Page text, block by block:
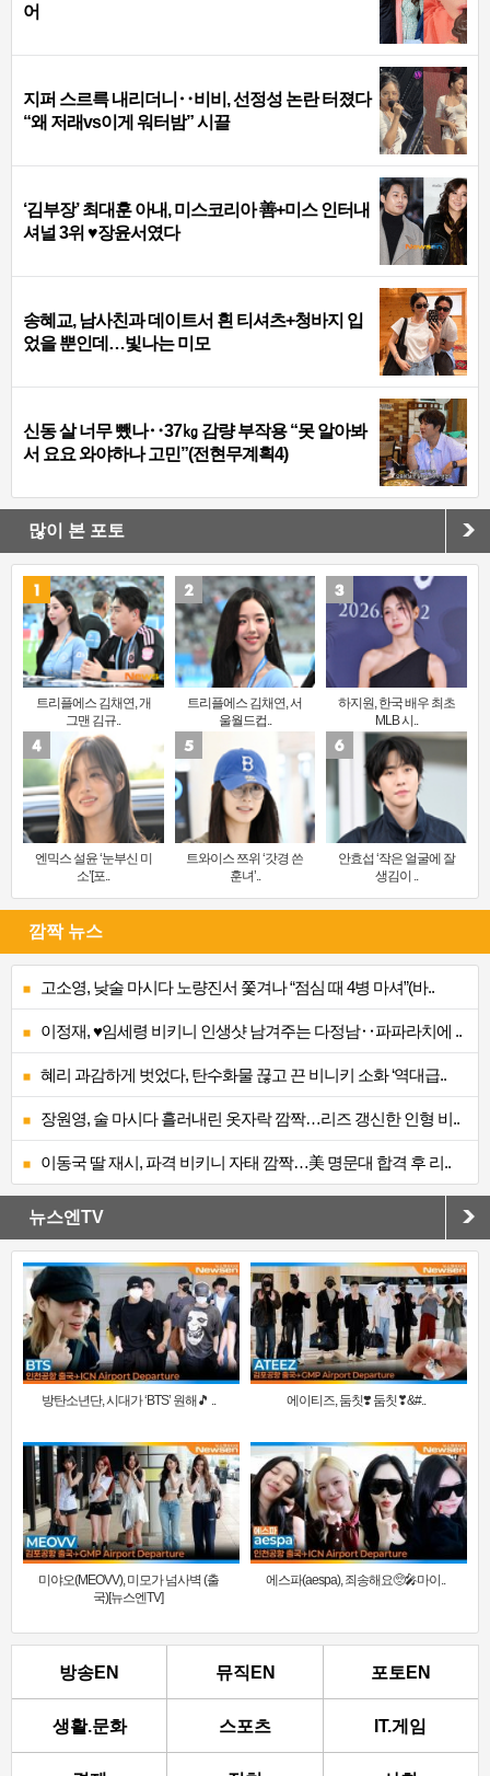
어
지퍼 스르륵 내리더니‥비비, 선정성 논란 터졌다
“왜 저래vs이게 워터밤” 시끌
‘김부장’ 최대훈 아내, 미스코리아 善+미스 인터내
셔널 3위 ♥장윤서였다
송혜교, 남사친과 데이트서 흰 티셔츠+청바지 입
었을 뿐인데…빛나는 미모
신동 살 너무 뺐나‥37㎏ 감량 부작용 “못 알아봐
서 요요 와야하나 고민”(전현무계획4)
많이 본 포토
트리플에스 김채연, 개
그맨 김규..
트리플에스 김채연, 서
울월드컵..
하지원, 한국 배우 최초
MLB 시..
엔믹스 설윤 ‘눈부신 미
소’[포..
트와이스 쯔위 ‘갓경 쓴
훈녀’..
안효섭 ‘작은 얼굴에 잘
생김이 ..
깜짝 뉴스
고소영, 낮술 마시다 노량진서 쫓겨나 “점심 때 4병 마셔”(바..
이정재, ♥임세령 비키니 인생샷 남겨주는 다정남‥파파라치에 ..
혜리 과감하게 벗었다, 탄수화물 끊고 끈 비니키 소화 ‘역대급..
장원영, 술 마시다 흘러내린 옷자락 깜짝…리즈 갱신한 인형 비..
이동국 딸 재시, 파격 비키니 자태 깜짝…美 명문대 합격 후 리..
뉴스엔TV
방탄소년단, 시대가 ‘BTS’ 원해🎵 .. 에이티즈, 둠칫❣️ 둠칫❣&#..
미야오(MEOVV), 미모가 넘사벽 (출
국)[뉴스엔TV]
에스파(aespa), 죄송해요🥺🎤마이..
방송EN 뮤직EN 포토EN
생활.문화 스포츠 IT.게임